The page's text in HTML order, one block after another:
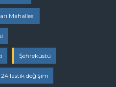
Mahallesi
Şehreküstü
24 lastik değişim